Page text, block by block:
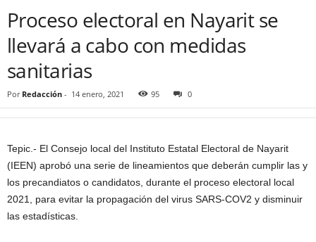
Proceso electoral en Nayarit se
llevará a cabo con medidas
sanitarias
Por Redacción - 14 enero, 2021 95 0
Tepic.- El Consejo local del Instituto Estatal Electoral de Nayarit
(IEEN) aprobó una serie de lineamientos que deberán cumplir las y
los precandiatos o candidatos, durante el proceso electoral local
2021, para evitar la propagación del virus SARS-COV2 y disminuir
las estadísticas.